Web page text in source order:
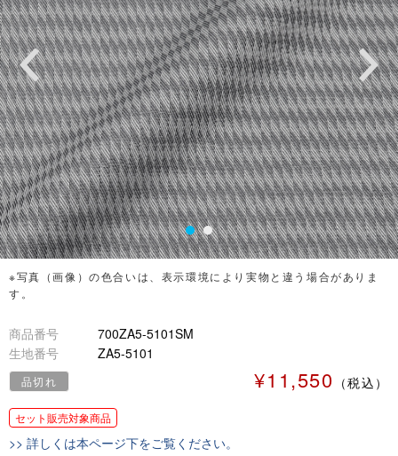
※写真（画像）の色合いは、表示環境により実物と違う場合がありま
す。
商品番号
700ZA5-5101SM
生地番号
ZA5-5101
¥11,550 （税込）
品切れ
セット販売対象商品
>> 詳しくは本ページ下をご覧ください。